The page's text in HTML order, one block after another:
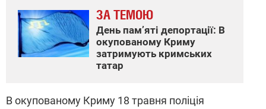
ЗА ТЕМОЮ
День пам’яті депортації: В
окупованому Криму
затримують кримських
татар
В окупованому Криму 18 травня поліція